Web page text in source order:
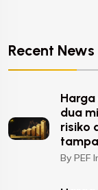
Recent News
dua
risiko
By PEF